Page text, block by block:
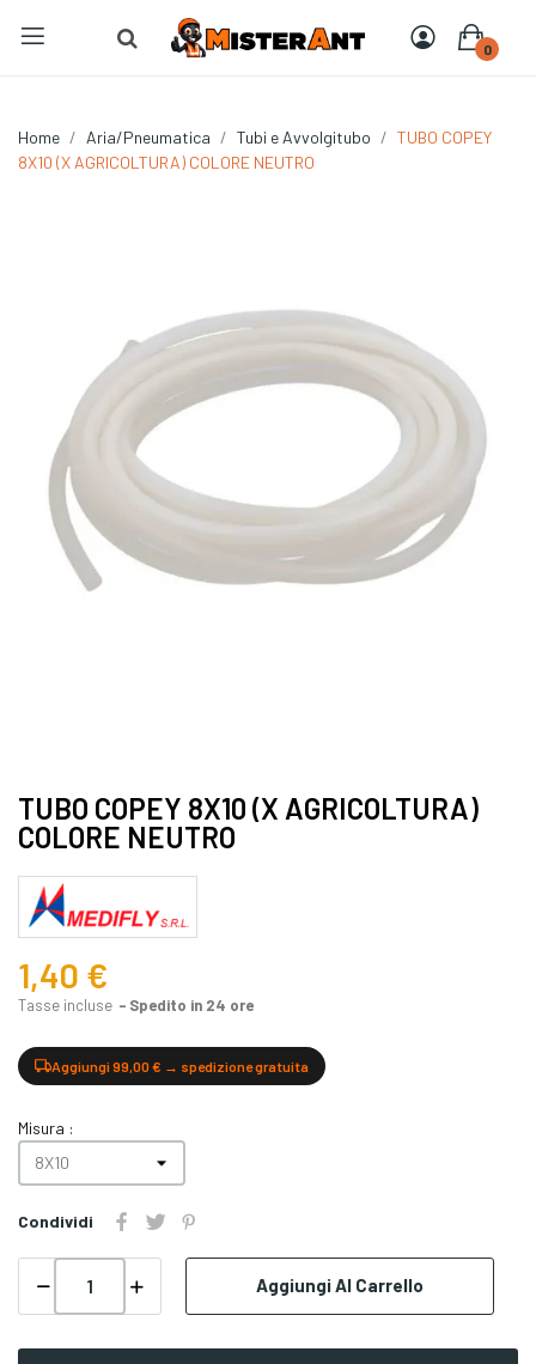
0
Home Aria/Pneumatica Tubi e Avvolgitubo
TUBO COPEY
8X10 (X AGRICOLTURA) COLORE NEUTRO
TUBO COPEY 8X10 (X AGRICOLTURA)
COLORE NEUTRO
1,40 €
Tasse incluse Spedito in 24 ore
Aggiungi 99,00 € → spedizione gratuita
Misura :
Condividi
Aggiungi Al Carrello